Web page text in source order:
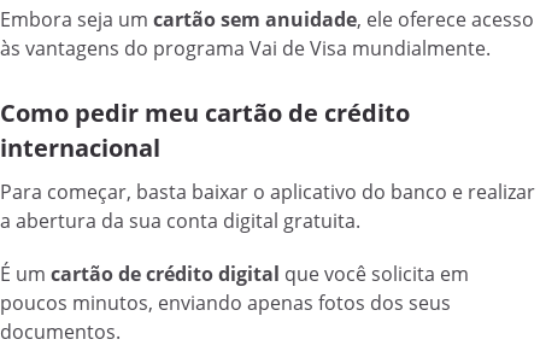
Embora seja um cartão sem anuidade, ele oferece acesso
às vantagens do programa Vai de Visa mundialmente.
Como pedir meu cartão de crédito
internacional
Para começar, basta baixar o aplicativo do banco e realizar
a abertura da sua conta digital gratuita.
É um cartão de crédito digital que você solicita em
poucos minutos, enviando apenas fotos dos seus
documentos.